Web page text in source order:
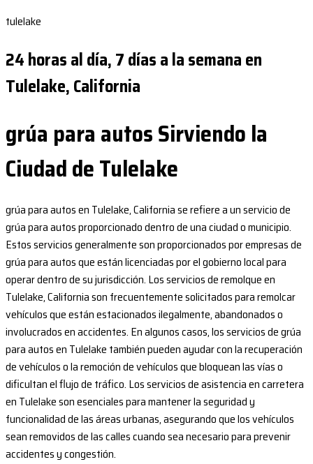
tulelake
24 horas al día, 7 días a la semana en
Tulelake, California
grúa para autos Sirviendo la
Ciudad de Tulelake
grúa para autos en Tulelake, California se refiere a un servicio de
grúa para autos proporcionado dentro de una ciudad o municipio.
Estos servicios generalmente son proporcionados por empresas de
grúa para autos que están licenciadas por el gobierno local para
operar dentro de su jurisdicción. Los servicios de remolque en
Tulelake, California son frecuentemente solicitados para remolcar
vehículos que están estacionados ilegalmente, abandonados o
involucrados en accidentes. En algunos casos, los servicios de grúa
para autos en Tulelake también pueden ayudar con la recuperación
de vehículos o la remoción de vehículos que bloquean las vías o
dificultan el flujo de tráfico. Los servicios de asistencia en carretera
en Tulelake son esenciales para mantener la seguridad y
funcionalidad de las áreas urbanas, asegurando que los vehículos
sean removidos de las calles cuando sea necesario para prevenir
accidentes y congestión.